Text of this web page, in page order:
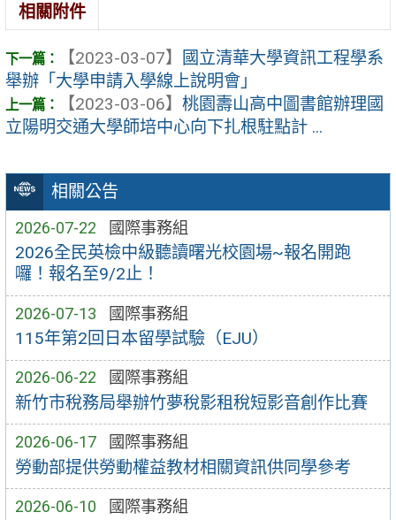
相關公告
2026-07-22 國際事務組
2026全民英檢中級聽讀曙光校園場~報名開跑
囉！報名至9/2止！
2026-07-13 國際事務組
115年第2回日本留學試驗（EJU）
2026-06-22 國際事務組
新竹市稅務局舉辦竹夢稅影租稅短影音創作比賽
2026-06-17 國際事務組
勞動部提供勞動權益教材相關資訊供同學參考
2026-06-10 國際事務組
相關附件
【2023-03-07】
國立清華大學資訊工程學系
舉辦「大學申請入學線上說明會」
【2023-03-06】 桃園壽山高中圖書館辦理國
立陽明交通大學師培中心向下扎根駐點計 ...